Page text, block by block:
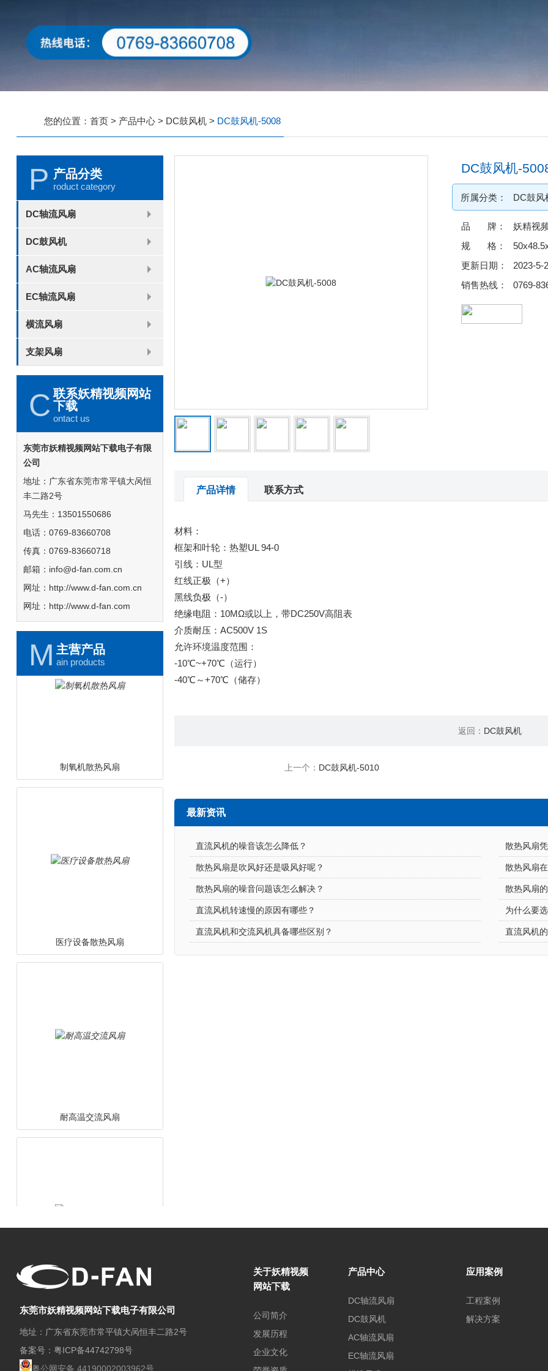
您的位置： 首页> 产品中心> DC鼓风机> DC鼓风机-5008
P 产品分类
roduct category
DC轴流风扇
2006
2010
2507
2510
3006
3007
3010
3510
4007
4010-B
4015
4020
4028
4510
5010
5015
5020
5025
6010
6015
6020
6025
6038
7010
7015
7025
8010
8015
8025-A
8025-B
8038
9025-B
8020
9238
1225-A
1225-B
1232
1238-A
1238-B
1425
1751
20060
DC鼓风机
2006
3507
4008
DFM4010B
4020
4506-A
4506-B
5008
5010
5015-A
5015-B
5016
5020-A
5020-B
5025-A
5025-B
6006
6008
6015-A
6015-B
6020
6025
6028-A
6028-B
7515
7525
7530-A
7530-B
8030-A
8030-B
9330-A
9330-C
9733
10033
1232
AC轴流风扇
8025
8038
9225
9238
1225
1238
1738
1751
2260
EC轴流风扇
6025
8025
8038
9225
9238
1238
横流风扇
DC 030
支架风扇
3010
4010
5010
6010
6025
8015
5032碟形
8030碟形
9025
9025碟形
1225
1025碟形
1025
1225碟形
1525碟形
12538离心
C 联系妖精视频网站
下载
ontact us
东莞市妖精视频网站下载电子有限
公司
地址：广东省东莞市常平镇大呙恒
丰二路2号
马先生：13501550686
电话：0769-83660708
传真：0769-83660718
邮箱：info@d-fan.com.cn
网址：http://www.d-fan.com.cn
网址：http://www.d-fan.com
M 主营产品
ain products
散热交流风扇
DC鼓风机-
所属分类： DC鼓风
品 牌：
妖精视
规 格：
更新日期：
2023-5-
销售热线：
0769-
产品详情 联系方式
材料：
框架和叶轮：热塑UL 94-0
引线：UL型
红线正极（+）
黑线负极（-）
绝缘电阻：10MΩ或以上，带DC250V高阻表
介质耐压：AC500V 1S
允许环境温度范围：
-10℃~+70℃（运行）
-40℃～+70℃（储存）
返回： DC鼓风机
上一个： DC鼓风机-5010
最新资讯
直流风机的噪音该怎么降低？ 散热风扇
散热风扇是吹风好还是吸风好呢？ 散热风扇
散热风扇的噪音问题该怎么解决？ 散热风扇
直流风机转速慢的原因有哪些？ 为什么要
直流风机和交流风机具备哪些区别？ 直流风机
东莞市妖精视频网站下载电子有限公司
地址：广东省东莞市常平镇大呙恒丰二路2号
备案号： 粤ICP备44742798号
粤公网安备 44190002003962号
关于妖精视频
网站下载
公司简介
发展历程
企业文化
产品中心
DC轴流风扇
DC鼓风机
AC轴流风扇
EC轴流风扇
应用案例
工程案例
解决方案